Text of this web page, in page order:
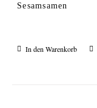
Sesamsamen
In den Warenkorb